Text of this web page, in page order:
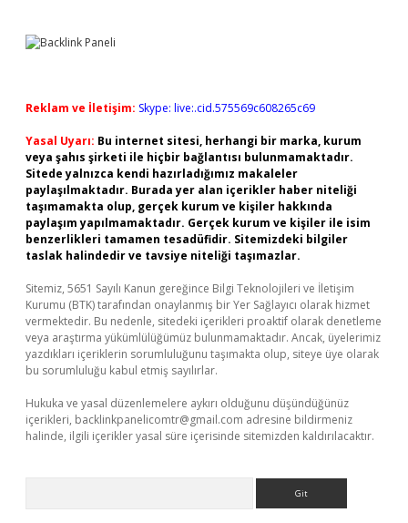
Reklam ve İletişim: Skype: live:.cid.575569c608265c69
Yasal Uyarı: Bu internet sitesi, herhangi bir marka, kurum
veya şahıs şirketi ile hiçbir bağlantısı bulunmamaktadır.
Sitede yalnızca kendi hazırladığımız makaleler
paylaşılmaktadır. Burada yer alan içerikler haber niteliği
taşımamakta olup, gerçek kurum ve kişiler hakkında
paylaşım yapılmamaktadır. Gerçek kurum ve kişiler ile isim
benzerlikleri tamamen tesadüfidir. Sitemizdeki bilgiler
taslak halindedir ve tavsiye niteliği taşımazlar.
Sitemiz, 5651 Sayılı Kanun gereğince Bilgi Teknolojileri ve İletişim
Kurumu (BTK) tarafından onaylanmış bir Yer Sağlayıcı olarak hizmet
vermektedir. Bu nedenle, sitedeki içerikleri proaktif olarak denetleme
veya araştırma yükümlülüğümüz bulunmamaktadır. Ancak, üyelerimiz
yazdıkları içeriklerin sorumluluğunu taşımakta olup, siteye üye olarak
bu sorumluluğu kabul etmiş sayılırlar.
Hukuka ve yasal düzenlemelere aykırı olduğunu düşündüğünüz
içerikleri, backlinkpanelicomtr@gmail.com adresine bildirmeniz
halinde, ilgili içerikler yasal süre içerisinde sitemizden kaldırılacaktır.